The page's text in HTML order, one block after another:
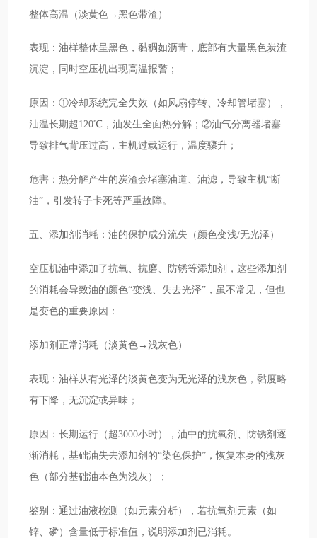
整体高温（淡黄色→黑色带渣）
表现：油样整体呈黑色，黏稠如沥青，底部有大量黑色炭渣
沉淀，同时空压机出现高温报警；
原因：①冷却系统完全失效（如风扇停转、冷却管堵塞），
油温长期超120℃，油发生全面热分解；②油气分离器堵塞
导致排气背压过高，主机过载运行，温度骤升；
危害：热分解产生的炭渣会堵塞油道、油滤，导致主机“断
油”，引发转子卡死等严重故障。
五、添加剂消耗：油的保护成分流失（颜色变浅/无光泽）
空压机油中添加了抗氧、抗磨、防锈等添加剂，这些添加剂
的消耗会导致油的颜色“变浅、失去光泽”，虽不常见，但也
是变色的重要原因：
添加剂正常消耗（淡黄色→浅灰色）
表现：油样从有光泽的淡黄色变为无光泽的浅灰色，黏度略
有下降，无沉淀或异味；
原因：长期运行（超3000小时），油中的抗氧剂、防锈剂逐
渐消耗，基础油失去添加剂的“染色保护”，恢复本身的浅灰
色（部分基础油本色为浅灰）；
鉴别：通过油液检测（如元素分析），若抗氧剂元素（如
锌、磷）含量低于标准值，说明添加剂已消耗。